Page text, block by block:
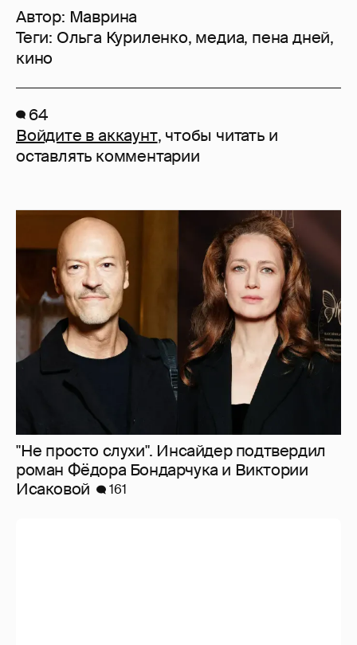
Автор: Маврина
Теги: Ольга Куриленко, медиа, пена дней,
кино
64
Войдите в аккаунт, чтобы читать и
оставлять комментарии
"Не просто слухи". Инсайдер подтвердил
роман Фёдора Бондарчука и Виктории
Исаковой
161